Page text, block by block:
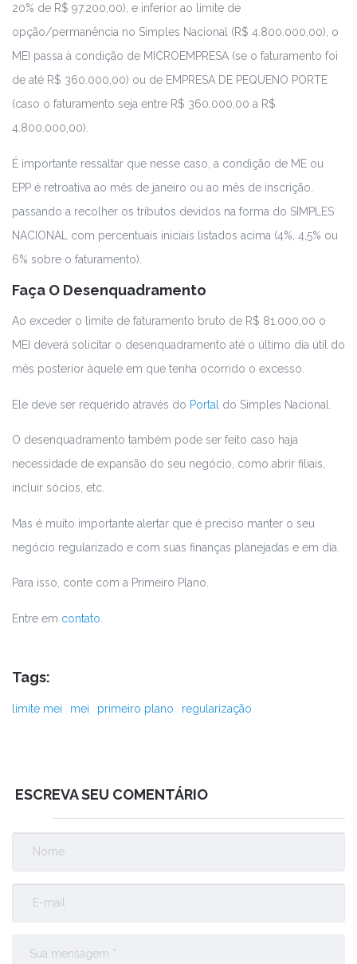
20% de R$ 97.200,00), e inferior ao limite de
opção/permanência no Simples Nacional (R$ 4.800.000,00), o
MEI passa à condição de MICROEMPRESA (se o faturamento foi
de até R$ 360.000,00) ou de EMPRESA DE PEQUENO PORTE
(caso o faturamento seja entre R$ 360.000,00 a R$
4.800.000,00).
É importante ressaltar que nesse caso, a condição de ME ou
EPP é retroativa ao mês de janeiro ou ao mês de inscrição,
passando a recolher os tributos devidos na forma do SIMPLES
NACIONAL com percentuais iniciais listados acima (4%, 4,5% ou
6% sobre o faturamento).
Faça O Desenquadramento
Ao exceder o limite de faturamento bruto de R$ 81.000,00 o
MEI deverá solicitar o desenquadramento até o último dia útil do
mês posterior àquele em que tenha ocorrido o excesso.
Ele deve ser requerido através do Portal do Simples Nacional.
O desenquadramento também pode ser feito caso haja
necessidade de expansão do seu negócio, como abrir filiais,
incluir sócios, etc.
Mas é muito importante alertar que é preciso manter o seu
negócio regularizado e com suas finanças planejadas e em dia.
Para isso, conte com a Primeiro Plano.
Entre em contato
Tags:
limite mei mei primeiro plano regularização
ESCREVA SEU COMENTÁRIO